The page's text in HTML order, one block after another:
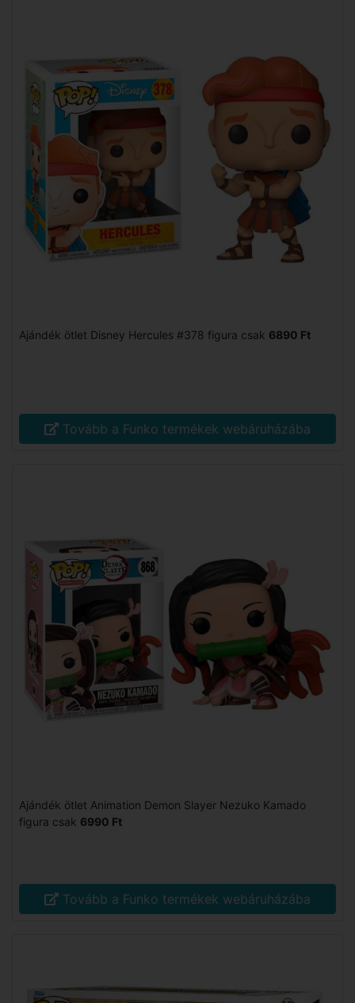
Ajándék ötlet Disney Hercules #378 figura csak 6890 Ft
Tovább a Funko termékek webáruházába
Ajándék ötlet Animation Demon Slayer Nezuko Kamado
figura csak 6990 Ft
Tovább a Funko termékek webáruházába